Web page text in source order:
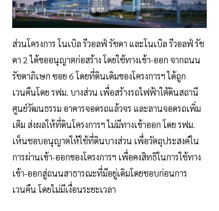
ส่วนโครงการ โนเบิล รีวอลฟ์ รัชดา และโนเบิล รีวอลฟ์ รัช
ดา 2 ได้ขออนุญาตก่อสร้าง โดยใช้ทางเข้า-ออก จากถนน
รัชดาภิเษก ซอย 6 โดยที่ดินเดิมของโครงการฯ ได้ถูก
เวนคืนโดย รฟม. บางส่วน เพื่อสร้างรถไฟฟ้าใต้ดินสถานี
ศูนย์วัฒนธรรม อาคารจอดรถแล้วจร และลานจอดรถเพิ่ม
เติม ส่งผลให้ที่ดินโครงการฯ ไม่มีทางเข้าออก โดย รฟม.
เห็นชอบอนุญาตให้ใช้ที่ดินบางส่วน เพื่อวัตถุประสงค์ใน
การผ่านเข้า-ออกของโครงการฯ เพื่อคงสิทธิในการใช้ทาง
เข้า-ออกสู่ถนนสาธารณะที่มีอยู่เดิมโดยชอบก่อนการ
เวนคืน โดยไม่มีเงื่อนระยะเวลา